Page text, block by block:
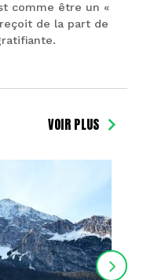
comme être un «
de la part de
VOIR PLUS